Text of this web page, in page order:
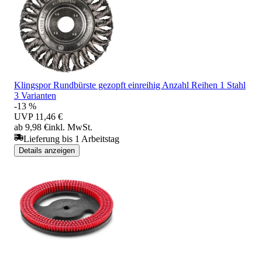
Klingspor Rundbürste gezopft einreihig Anzahl Reihen 1 Stahl
3 Varianten
-13 %
UVP 11,46 €
ab 9,98 €inkl. MwSt.
Lieferung bis 1 Arbeitstag
Details anzeigen